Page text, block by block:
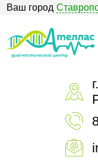
Ваш город